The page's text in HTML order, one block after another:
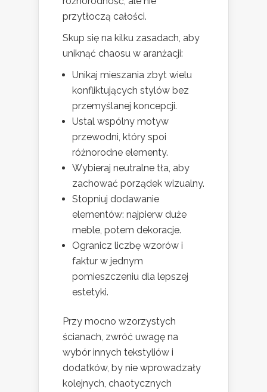
przytłoczą całości.
Skup się na kilku zasadach, aby
uniknąć chaosu w aranżacji:
Unikaj mieszania zbyt wielu
konfliktujących stylów bez
przemyślanej koncepcji.
Ustal wspólny motyw
przewodni, który spoi
różnorodne elementy.
Wybieraj neutralne tła, aby
zachować porządek wizualny.
Stopniuj dodawanie
elementów: najpierw duże
meble, potem dekoracje.
Ogranicz liczbę wzorów i
faktur w jednym
pomieszczeniu dla lepszej
estetyki.
Przy mocno wzorzystych
ścianach, zwróć uwagę na
wybór innych tekstyliów i
dodatków, by nie wprowadzały
kolejnych, chaotycznych